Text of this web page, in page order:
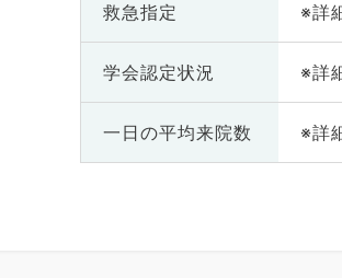
救急指定 ※詳
学会認定状況 ※詳
一日の平均来院数 ※詳